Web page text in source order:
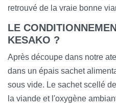
retrouvé de la vraie bonne
LE
KESAKO ?
Après découpe dans notre
dans un épais sachet
sous vide. Le sachet scellé
la viande et l'oxygène